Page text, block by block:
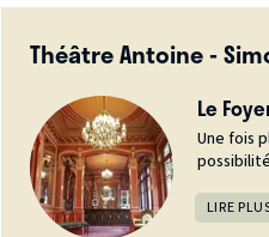
Théâtre Antoine -
Le
Une fois
LIRE